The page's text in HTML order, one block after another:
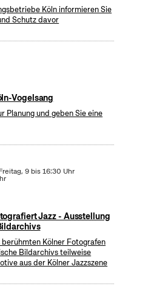
Köln informieren Sie
Schutz davor
Vogelsang
Planung und geben Sie eine
9 bis 16:30 Uhr
Jazz - Ausstellung
Kölner Fotografen
Bildarchivs teilweise
aus der Kölner Jazzszene